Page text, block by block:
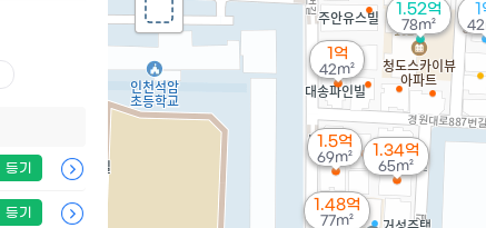
1억
42m²
1.52억
78m²
1.5억
69m² 1.34억
65m²
1.48억
77m²
1
등기
등기